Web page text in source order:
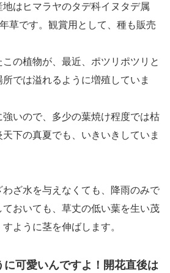
地はヒマラヤのタデ科イヌタデ属
草です。観賞用として、種も販売
の植物が、最近、ポツリポツリと
では溢れるように増殖していま
強いので、多少の葉焼け程度では枯
下の真夏でも、いきいきしていま
わざ水を与えなくても、降雨のみで
おいても、草丈の低い葉を生い茂
ように茎を伸ばします。
に可愛いんですよ！開花直後は